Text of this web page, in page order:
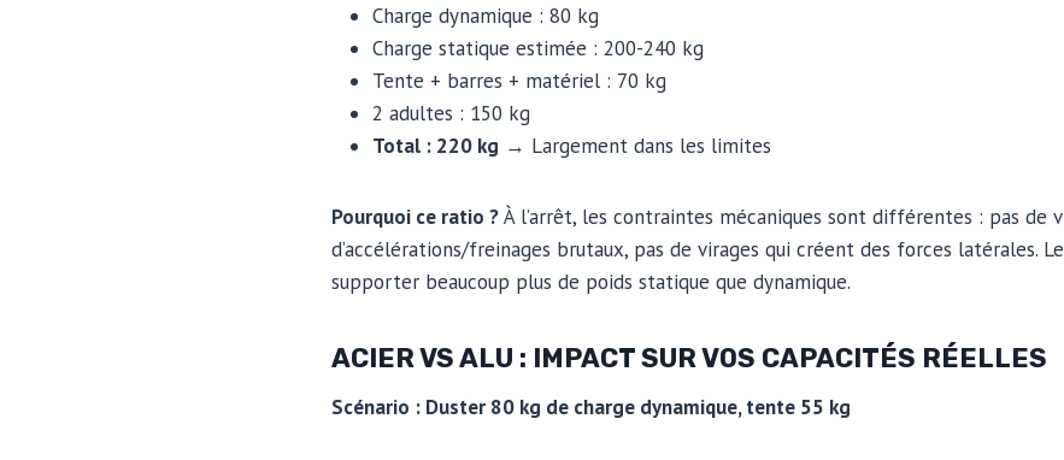
Charge dynamique : 80 kg
Charge statique estimée : 200-240 kg
Tente + barres + matériel : 70 kg
2 adultes : 150 kg
Total : 220 kg → Largement dans les limites
Pourquoi ce ratio ?À l’arrêt, les contraintes mécaniques sont différentes : pas de
d’accélérations/freinages brutaux, pas de virages qui créent des forces latérales.
supporter beaucoup plus de poids statique que dynamique.
ACIER VS ALU : IMPACT SUR VOS CAPACITÉS RÉELLES
Scénario : Duster 80 kg de charge dynamique, tente 55 kg